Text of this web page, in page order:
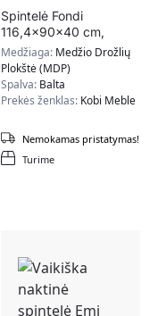
Spintelė Fondi
116,4x90x40 cm,
smėlio / baltos spalvos
Medžiaga: Medžio Drožlių
Plokštė (MDP)
Spalva: Balta
Prekės ženklas: Kobi Meble
Turime
Nemokamas pristatymas!